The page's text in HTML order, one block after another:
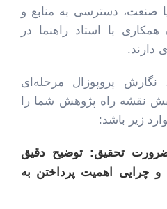
یا صنعت، دسترسی به منابع و
با استاد راهنما در
دارند.
پروپوزال مرحله‌ای
نقشه راه پژوهش شما را
زیر باشد:
تحقیق: توضیح دقیق
چرایی اهمیت پرداختن به